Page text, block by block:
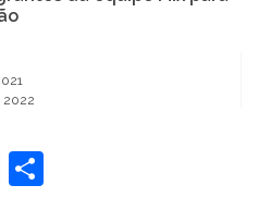
2022
WhatsApp